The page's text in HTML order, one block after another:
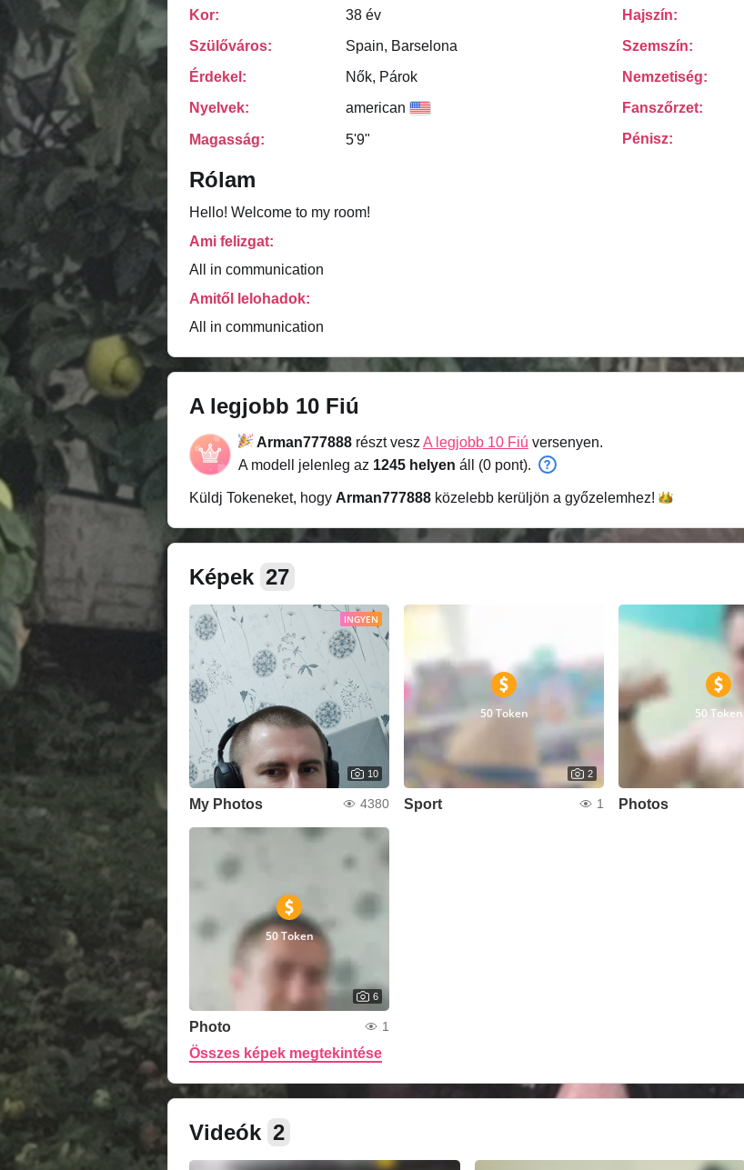
Kor:
38 év
Szülőváros:
Spain, Barselona
Érdekel:
Nők, Párok
Nyelvek:
american
Magasság: 5'9"
Hajszín:
Szemszín:
Nemzetiség:
Fanszőrzet:
Pénisz:
Rólam
Hello! Welcome to my room!
Ami felizgat:
All in communication
Amitől lelohadok:
All in communication
A legjobb 10 Fiú
Arman777888 részt vesz A legjobb 10 Fiú versenyen.
A modell jelenleg az 1245 helyen áll (0 pont).
Küldj Tokeneket, hogy Arman777888 közelebb kerüljön a győzelemhez!
Képek 27
INGYEN
10
My Photos 4380
50 Token
2
Sport 1
50 Token
Photos
50 Token
6
Photo 1
Összes képek megtekintése
Videók 2